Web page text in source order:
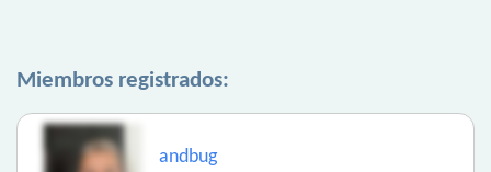
Miembros registrados:
andbug